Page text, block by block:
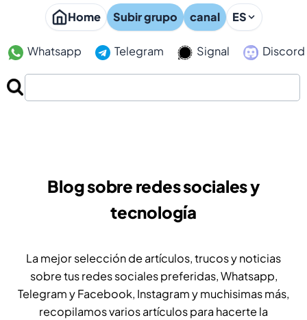
Home Subir grupo canal ES
Whatsapp Telegram Signal Discord
Blog sobre redes sociales y
tecnología
La mejor selección de artículos, trucos y noticias
sobre tus redes sociales preferidas, Whatsapp,
Telegram y Facebook, Instagram y muchisimas más,
recopilamos varios artículos para hacerte la